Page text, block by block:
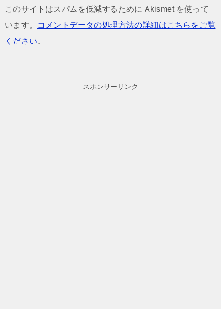
このサイトはスパムを低減するために Akismet を使って
います。
コメントデータの処理方法の詳細はこちらをご覧
ください 。
スポンサーリンク